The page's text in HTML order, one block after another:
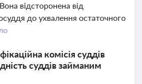
відсторонена від
до ухвалення остаточного
комісія суддів
суддів займаним